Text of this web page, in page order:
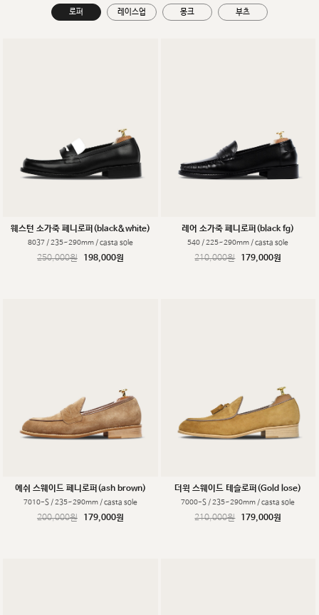
로퍼 레이스업 몽크 부츠
웨스턴 소가죽 페니로퍼(black&white)
8037 / 235~290mm / casta sole
250,000원 198,000원
레어 소가죽 페니로퍼(black fg)
540 / 225~290mm / casta sole
210,000원 179,000원
에쉬 스웨이드 페니로퍼(ash brown)
7010-S / 235~290mm / casta sole
200,000원 179,000원
더윅 스웨이드 테슬로퍼(Gold lose)
7000-S / 235~290mm / casta sole
210,000원 179,000원